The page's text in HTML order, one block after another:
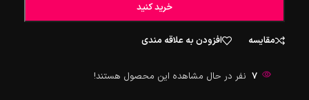
خرید کنید
مقایسه افزودن به علاقه مندی
7 نفر در حال مشاهده این محصول هستند!